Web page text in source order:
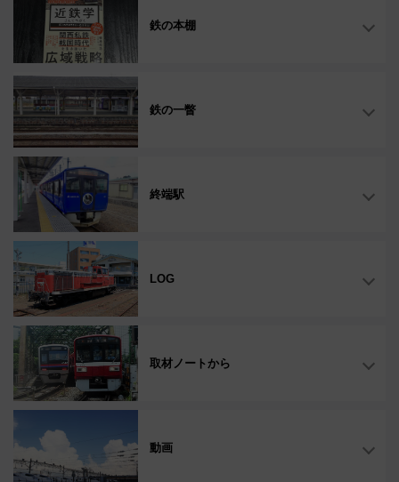
鉄の本棚
鉄の一瞥
終端駅
LOG
取材ノートから
動画